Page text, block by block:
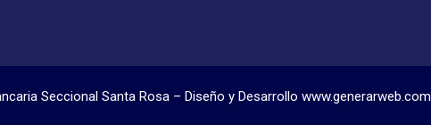
Seccional Santa Rosa – Diseño y Desarrollo www.generarweb.com